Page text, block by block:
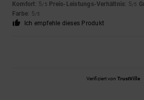
Komfort: 5/5 Preis-Leistungs-Verhältnis: 5/5
Farbe: 5/5
Ich empfehle dieses Produkt
Verifiziert von TrustVille